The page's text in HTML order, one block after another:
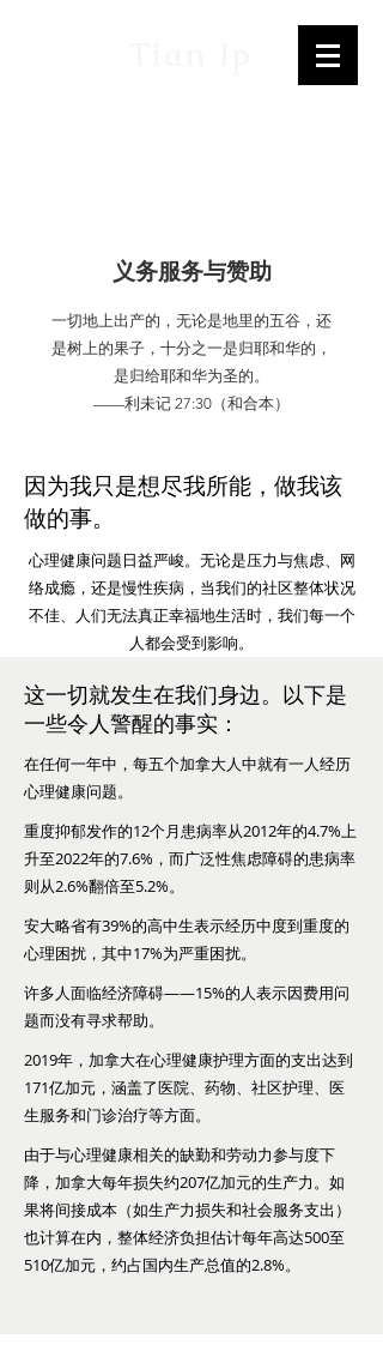
义务服务与赞助
一切地上出产的，无论是地里的五谷，还
是树上的果子，十分之一是归耶和华的，
是归给耶和华为圣的。
——利未记 27:30（和合本）
因为我只是想尽我所能，做我该
做的事。
心理健康问题日益严峻。无论是压力与焦虑、网
络成瘾，还是慢性疾病，当我们的社区整体状况
不佳、人们无法真正幸福地生活时，我们每一个
人都会受到影响。
这一切就发生在我们身边。以下是
一些令人警醒的事实：
在任何一年中，每五个加拿大人中就有一人经历
心理健康问题。
重度抑郁发作的12个月患病率从2012年的4.7%上
升至2022年的7.6%，而广泛性焦虑障碍的患病率
则从2.6%翻倍至5.2%。
安大略省有39%的高中生表示经历中度到重度的
心理困扰，其中17%为严重困扰。
许多人面临经济障碍——15%的人表示因费用问
题而没有寻求帮助。
2019年，加拿大在心理健康护理方面的支出达到
171亿加元，涵盖了医院、药物、社区护理、医
生服务和门诊治疗等方面。
由于与心理健康相关的缺勤和劳动力参与度下
降，加拿大每年损失约207亿加元的生产力。如
果将间接成本（如生产力损失和社会服务支出）
也计算在内，整体经济负担估计每年高达500至
510亿加元，约占国内生产总值的2.8%。